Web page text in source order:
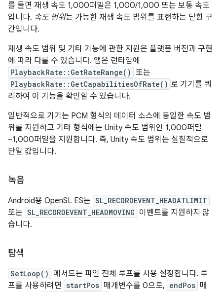
를 들면 재생 속도 1,000퍼밀은 1,000/1,000 또는 보통 속도
입니다. 속도 범위는 가능한 재생 속도 범위를 표현하는 닫힌 구
간입니다.
재생 속도 범위 및 기타 기능에 관한 지원은 플랫폼 버전과 구현
에 따라 다를 수 있습니다. 앱은 런타임에
PlaybackRate::GetRateRange() 또는
PlaybackRate::GetCapabilitiesOfRate() 로 기기를 쿼
리하여 이 기능을 확인할 수 있습니다.
일반적으로 기기는 PCM 형식의 데이터 소스에 동일한 속도 범
위를 지원하고 기타 형식에는 Unity 속도 범위인 1,000퍼밀
~1,000퍼밀을 지원합니다. 즉, Unity 속도 범위는 실질적으로
단일 값입니다.
녹음
Android용 OpenSL ES는 SL_RECORDEVENT_HEADATLIMIT
또는 SL_RECORDEVENT_HEADMOVING 이벤트를 지원하지 않
습니다.
탐색
SetLoop()
메서드는 파일 전체 루프를 사용 설정합니다. 루
프를 사용하려면
startPos 매개변수를 0으로, endPos 매